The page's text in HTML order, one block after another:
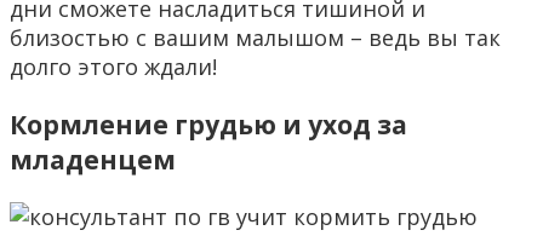
дни сможете насладиться тишиной и
близостью с вашим малышом – ведь вы так
долго этого ждали!
Кормление грудью и уход за
младенцем